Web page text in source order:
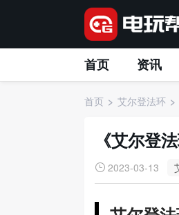
首页 资讯
首页 艾尔登法环
《艾尔登
2023-03-13